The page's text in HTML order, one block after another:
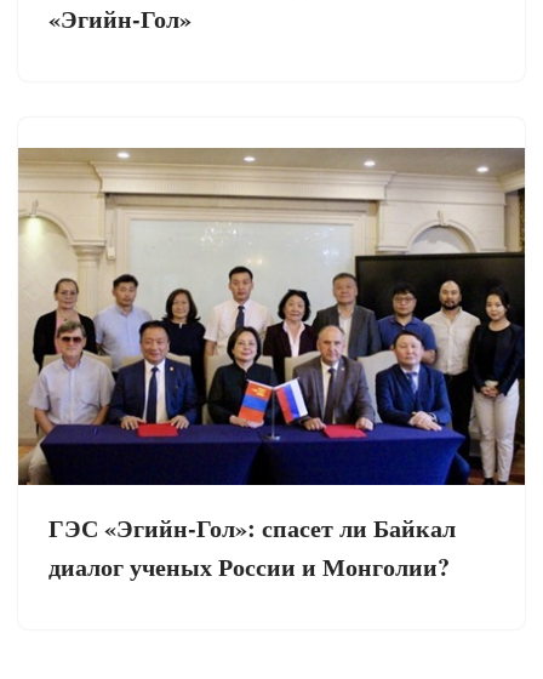
«Эгийн-Гол»
ГЭС «Эгийн-Гол»: спасет ли Байкал
диалог ученых России и Монголии?